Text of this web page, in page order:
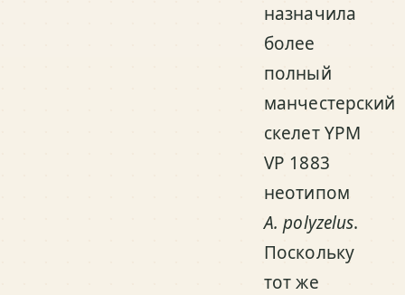
назначила
более
полный
манчестерский
скелет YPM
VP 1883
неотипом
A. polyzelus.
Поскольку
тот же